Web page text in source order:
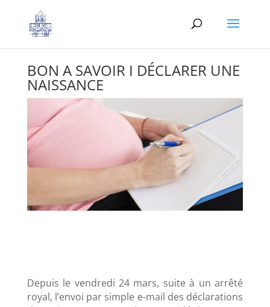
BON A SAVOIR I DÉCLARER UNE
NAISSANCE
Depuis le vendredi 24 mars, suite à un arrêté
royal, l’envoi par simple e-mail des déclarations